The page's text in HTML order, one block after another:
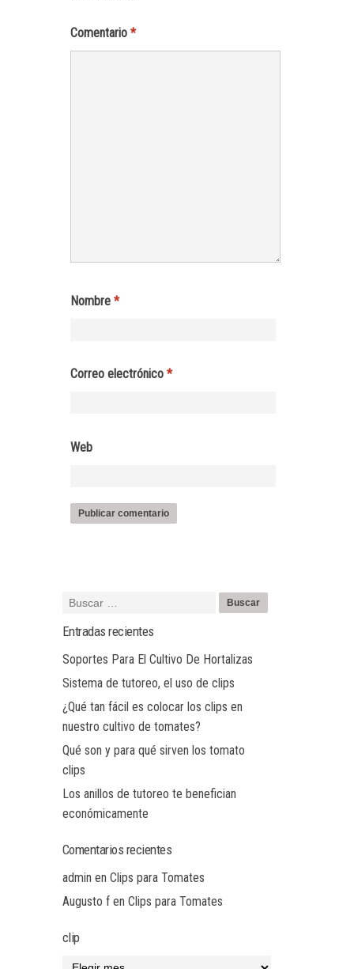
Comentario *
Nombre *
Correo electrónico *
Web
Entradas recientes
Soportes Para El Cultivo De Hortalizas
Sistema de tutoreo, el uso de clips
¿Qué tan fácil es colocar los clips en
nuestro cultivo de tomates?
Qué son y para qué sirven los tomato
clips
Los anillos de tutoreo te benefician
económicamente
Comentarios recientes
admin en Clips para Tomates
Augusto f en Clips para Tomates
clip